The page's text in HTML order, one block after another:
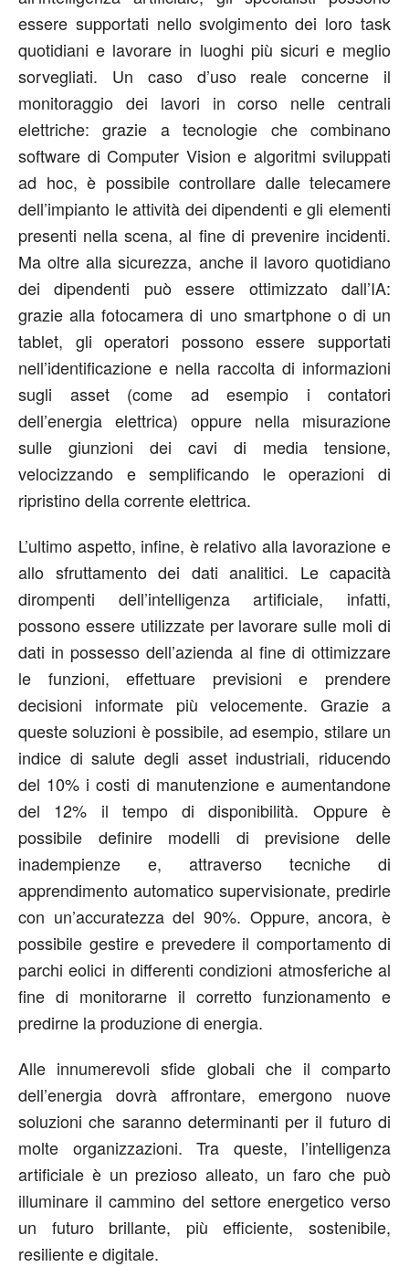
essere supportati nello svolgimento dei loro task
quotidiani e lavorare in luoghi più sicuri e meglio
sorvegliati. Un caso d’uso reale concerne il
monitoraggio dei lavori in corso nelle centrali
elettriche: grazie a tecnologie che combinano
software di Computer Vision e algoritmi sviluppati
ad hoc, è possibile controllare dalle telecamere
dell’impianto le attività dei dipendenti e gli elementi
presenti nella scena, al fine di prevenire incidenti.
Ma oltre alla sicurezza, anche il lavoro quotidiano
dei dipendenti può essere ottimizzato dall’IA:
grazie alla fotocamera di uno smartphone o di un
tablet, gli operatori possono essere supportati
nell’identificazione e nella raccolta di informazioni
sugli asset (come ad esempio i contatori
dell’energia elettrica) oppure nella misurazione
sulle giunzioni dei cavi di media tensione,
velocizzando e semplificando le operazioni di
ripristino della corrente elettrica.
L’ultimo aspetto, infine, è relativo alla lavorazione e
allo sfruttamento dei dati analitici. Le capacità
dirompenti dell’intelligenza artificiale, infatti,
possono essere utilizzate per lavorare sulle moli di
dati in possesso dell’azienda al fine di ottimizzare
le funzioni, effettuare previsioni e prendere
decisioni informate più velocemente. Grazie a
queste soluzioni è possibile, ad esempio, stilare un
indice di salute degli asset industriali, riducendo
del 10% i costi di manutenzione e aumentandone
del 12% il tempo di disponibilità. Oppure è
possibile definire modelli di previsione delle
inadempienze e, attraverso tecniche di
apprendimento automatico supervisionate, predirle
con un’accuratezza del 90%. Oppure, ancora, è
possibile gestire e prevedere il comportamento di
parchi eolici in differenti condizioni atmosferiche al
fine di monitorarne il corretto funzionamento e
predirne la produzione di energia.
Alle innumerevoli sfide globali che il comparto
dell’energia dovrà affrontare, emergono nuove
soluzioni che saranno determinanti per il futuro di
molte organizzazioni. Tra queste, l’intelligenza
artificiale è un prezioso alleato, un faro che può
illuminare il cammino del settore energetico verso
un futuro brillante, più efficiente, sostenibile,
resiliente e digitale.